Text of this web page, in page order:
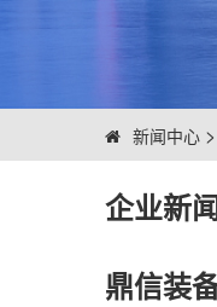
新闻中心 >
企业新
鼎信装